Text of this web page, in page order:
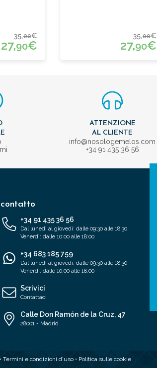
35,00€
27,90€
35,00€
27,90€
ATTENZIONE
AL CLIENTE
info@nosologemelos.com
+34 91 435 36 56
contatto
+34 91 435 36 56
Dal lunedì al giovedì: dalle 09:30 alle 18:30
Venerdì: dalle 10:00 alle 18:00
+34 683 185 759
Dal lunedì al giovedì: dalle 09:30 alle 18:30
Venerdì: dalle 10:00 alle 18:00
Scrivici
Contattaci
Calle Don Ramón de la Cruz, 47
28001 - Madrid
• Termini e condizioni d'uso • Politica sulle cookie